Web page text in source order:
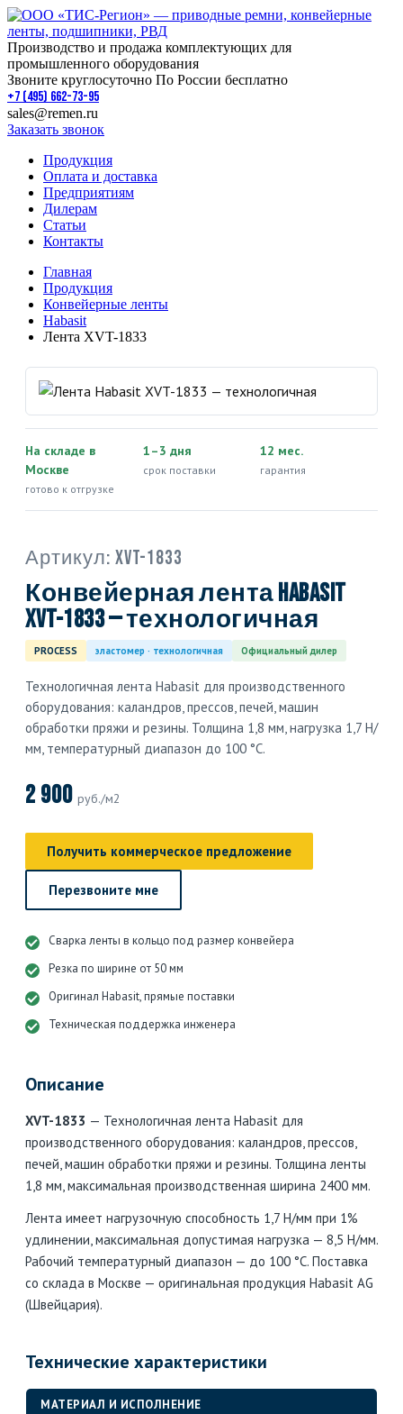
Производство и продажа комплектующих для
промышленного оборудования
Звоните круглосуточно По России бесплатно
+7 (495) 662-73-95
sales@remen.ru
Заказать звонок
Продукция
Оплата и доставка
Предприятиям
Дилерам
Статьи
Контакты
Главная
Продукция
Конвейерные ленты
Habasit
Лента XVT-1833
На складе в
Москве
готово к отгрузке
1–3 дня
срок поставки
12 мес.
гарантия
Артикул: XVT-1833
Конвейерная лента Habasit
XVT-1833 — технологичная
PROCESS эластомер · технологичная Официальный дилер
Технологичная лента Habasit для производственного
оборудования: каландров, прессов, печей, машин
обработки пряжи и резины. Толщина 1,8 мм, нагрузка 1,7 Н/
мм, температурный диапазон до 100 °C.
2 900 руб./м2
Получить коммерческое предложение
Перезвоните мне
Сварка ленты в кольцо под размер конвейера
Резка по ширине от 50 мм
Оригинал Habasit, прямые поставки
Техническая поддержка инженера
Описание
XVT-1833 — Технологичная лента Habasit для
производственного оборудования: каландров, прессов,
печей, машин обработки пряжи и резины. Толщина ленты
1,8 мм, максимальная производственная ширина 2400 мм.
Лента имеет нагрузочную способность 1,7 Н/мм при 1%
удлинении, максимальная допустимая нагрузка — 8,5 Н/мм.
Рабочий температурный диапазон — до 100 °C. Поставка
со склада в Москве — оригинальная продукция Habasit AG
(Швейцария).
Технические характеристики
МАТЕРИАЛ И ИСПОЛНЕНИЕ